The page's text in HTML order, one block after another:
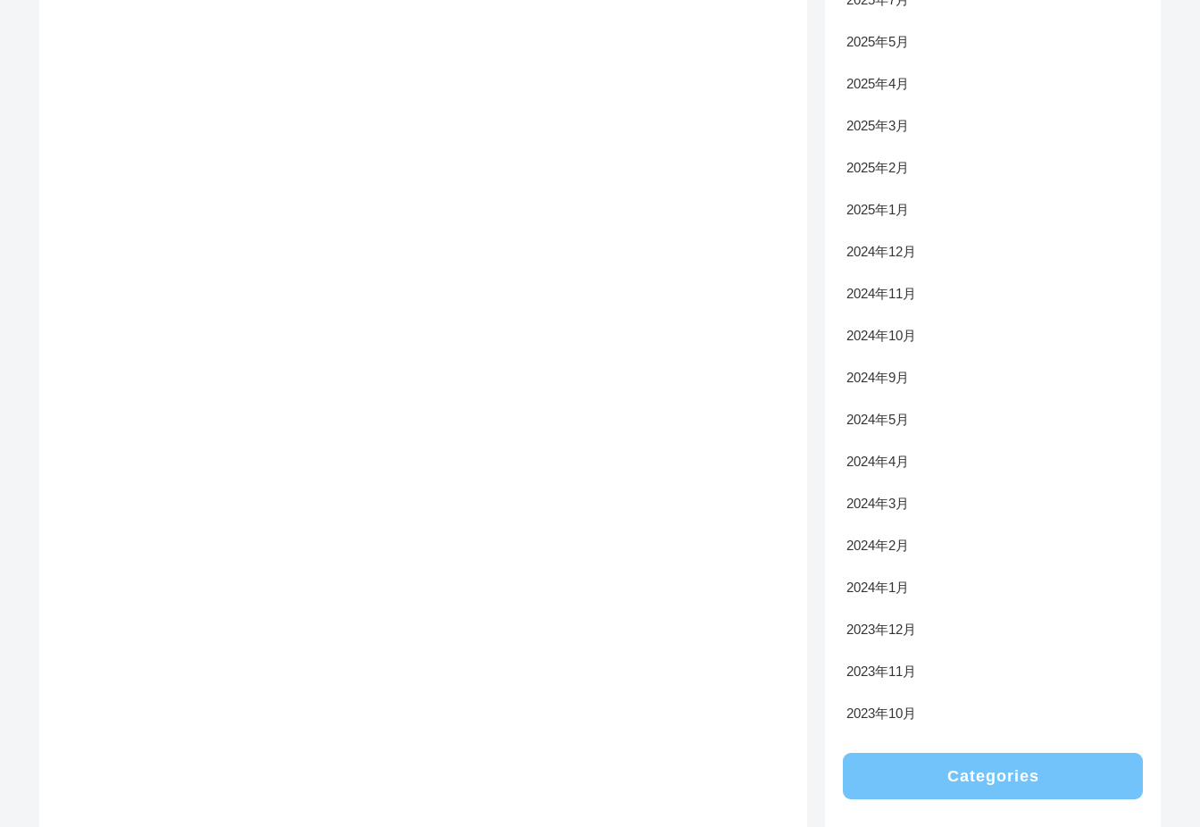
2025年5月
2025年4月
2025年3月
2025年2月
2025年1月
2024年12月
2024年11月
2024年10月
2024年9月
2024年5月
2024年4月
2024年3月
2024年2月
2024年1月
2023年12月
2023年11月
2023年10月
Categories